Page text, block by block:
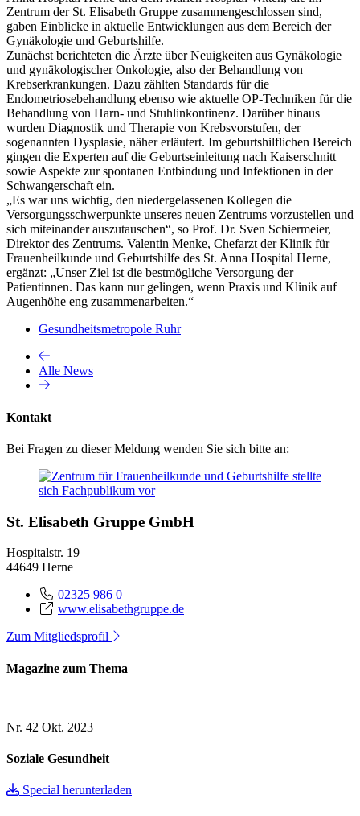
Zentrum der St. Elisabeth Gruppe zusammengeschlossen sind,
gaben Einblicke in aktuelle Entwicklungen aus dem Bereich der
Gynäkologie und Geburtshilfe.
Zunächst berichteten die Ärzte über Neuigkeiten aus Gynäkologie
und gynäkologischer Onkologie, also der Behandlung von
Krebserkrankungen. Dazu zählten Standards für die
Endometriosebehandlung ebenso wie aktuelle OP-Techniken für die
Behandlung von Harn- und Stuhlinkontinenz. Darüber hinaus
wurden Diagnostik und Therapie von Krebsvorstufen, der
sogenannten Dysplasie, näher erläutert. Im geburtshilflichen Bereich
gingen die Experten auf die Geburtseinleitung nach Kaiserschnitt
sowie Aspekte zur spontanen Entbindung und Infektionen in der
Schwangerschaft ein.
„Es war uns wichtig, den niedergelassenen Kollegen die
Versorgungsschwerpunkte unseres neuen Zentrums vorzustellen und
sich miteinander auszutauschen“, so Prof. Dr. Sven Schiermeier,
Direktor des Zentrums. Valentin Menke, Chefarzt der Klinik für
Frauenheilkunde und Geburtshilfe des St. Anna Hospital Herne,
ergänzt: „Unser Ziel ist die bestmögliche Versorgung der
Patientinnen. Das kann nur gelingen, wenn Praxis und Klinik auf
Augenhöhe eng zusammenarbeiten.“
Gesundheitsmetropole Ruhr
Alle News
Kontakt
Bei Fragen zu dieser Meldung wenden Sie sich bitte an:
St. Elisabeth Gruppe GmbH
Hospitalstr. 19
44649 Herne
02325 986 0
www.elisabethgruppe.de
Zum Mitgliedsprofil
Magazine zum Thema
Nr. 42 Okt. 2023
Soziale Gesundheit
Special herunterladen